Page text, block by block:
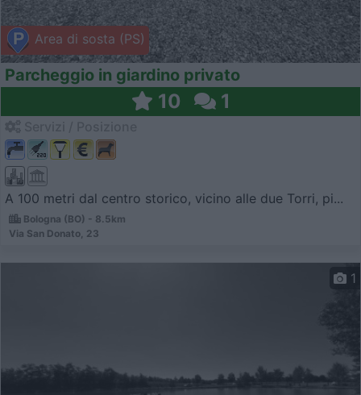
Area di sosta (PS)
Parcheggio in giardino privato
10 1
A 100 metri dal centro storico, vicino alle due Torri, pi...
Bologna (BO) - 8.5km
Via San Donato, 23
1